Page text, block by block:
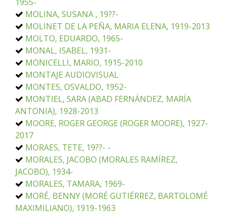
MOLINA, SUSANA , 19??-
MOLINET DE LA PEÑA, MARIA ELENA, 1919-2013
MOLTO, EDUARDO, 1965-
MONAL, ISABEL, 1931-
MONICELLI, MARIO, 1915-2010
MONTAJE AUDIOVISUAL
MONTES, OSVALDO, 1952-
MONTIEL, SARA (ABAD FERNÁNDEZ, MARÍA
ANTONIA), 1928-2013
MOORE, ROGER GEORGE (ROGER MOORE), 1927-
2017
MORAES, TETE, 19??- -
MORALES, JACOBO (MORALES RAMÍREZ,
JACOBO), 1934-
MORALES, TAMARA, 1969-
MORÉ, BENNY (MORÉ GUTIÉRREZ, BARTOLOMÉ
MAXIMILIANO), 1919-1963